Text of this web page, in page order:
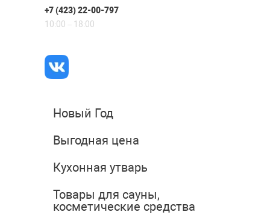
+7 (423) 22-00-797
10:00 – 18:00
Новый Год
Выгодная цена
Кухонная утварь
Товары для сауны,
косметические средства